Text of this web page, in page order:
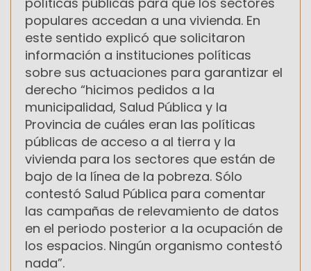
populares accedan a una vivienda. En
este sentido explicó que solicitaron
información a instituciones políticas
sobre sus actuaciones para garantizar el
derecho “hicimos pedidos a la
municipalidad, Salud Pública y la
Provincia de cuáles eran las políticas
públicas de acceso a al tierra y la
vivienda para los sectores que están de
bajo de la línea de la pobreza. Sólo
contestó Salud Pública para comentar
las campañas de relevamiento de datos
en el periodo posterior a la ocupación de
los espacios. Ningún organismo contestó
nada”.